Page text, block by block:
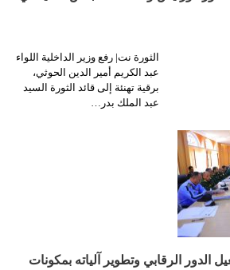
الثورة نت| رفع وزير الداخلية اللواء
عبد الكريم أمير الدين الحوثي،
برقية تهنئة إلى قائد الثورة السيد
عبد الملك بدر…
الدور الرقابي وتطوير آلياته بمكونات